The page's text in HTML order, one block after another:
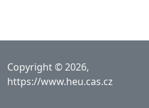
Copyright © 2026,
https://www.heu.cas.cz